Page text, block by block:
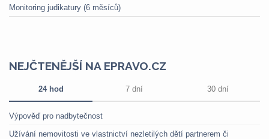
Monitoring judikatury (6 měsíců)
NEJČTENĚJŠÍ NA EPRAVO.CZ
24 hod 7 dní 30 dní
Výpověď pro nadbytečnost
Užívání nemovitosti ve vlastnictví nezletilých dětí partnerem či